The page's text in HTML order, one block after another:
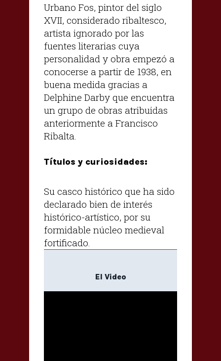
Urbano Fos, pintor del siglo
XVII, considerado ribaltesco,
artista ignorado por las
fuentes literarias cuya
personalidad y obra empezó a
conocerse a partir de 1938, en
buena medida gracias a
Delphine Darby que encuentra
un grupo de obras atribuidas
anteriormente a Francisco
Ribalta.
Títulos y curiosidades:
Su casco histórico que ha sido
declarado bien de interés
histórico-artístico, por su
formidable núcleo medieval
fortificado.
El Video